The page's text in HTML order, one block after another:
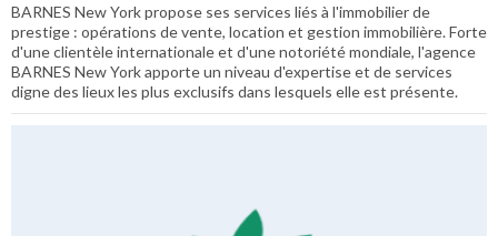
BARNES New York propose ses services liés à l'immobilier de
prestige : opérations de vente, location et gestion immobilière. Forte
d'une clientèle internationale et d'une notoriété mondiale, l'agence
BARNES New York apporte un niveau d'expertise et de services
digne des lieux les plus exclusifs dans lesquels elle est présente.